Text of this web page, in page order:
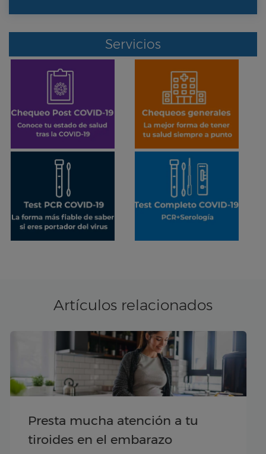
Servicios
Artículos relacionados
¿Cómo eliminar las manchas en
la cara durante el embarazo?